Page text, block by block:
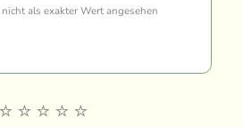
als exakter Wert angesehen
⭐ ⭐ ⭐ ⭐ ⭐